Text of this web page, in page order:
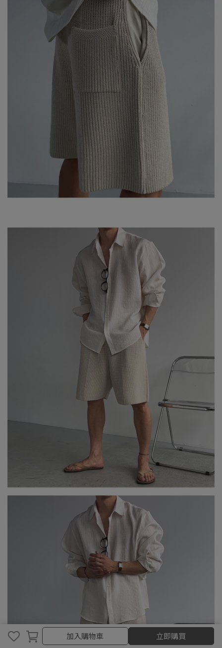
取消 完成
加入購物車 立即購買